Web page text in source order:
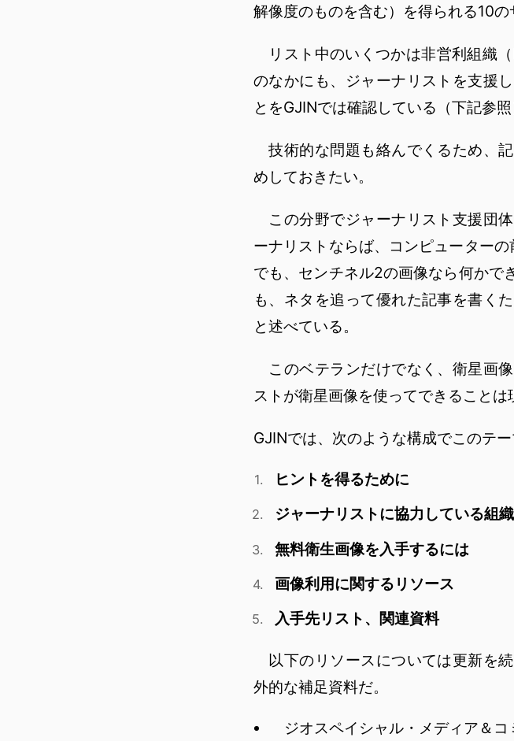
解像度のものを含む）を得られる10の
リスト中のいくつかは非営利組織
のなかにも、ジャーナリストを支援
とをGJINでは確認している（下記参照
技術的な問題も絡んでくるため、
めしておきたい。
この分野でジャーナリスト支援団
ーナリストならば、コンピューター
でも、センチネル2の画像なら何かで
も、ネタを追って優れた記事を書く
と述べている。
このベテランだけでなく、衛星画
ストが衛星画像を使ってできることは
GJINでは、次のような構成でこのテー
ヒントを得るために
ジャーナリストに協力している組織
無料衛生画像を入手するには
画像利用に関するリソース
​入手先リスト、関連資料
以下のリソースについては更新を
外的な補足資料だ。
ジオスペイシャル・メディア＆コ